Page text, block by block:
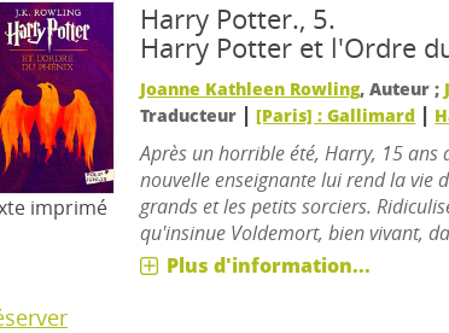
imprimé
Harry Potter., 5.
Harry Potter et l'Ordre
Joanne Kathleen Rowling, Auteur ;
Traducteur |[Paris] : Gallimard |
Après un horrible été, Harry, 15
nouvelle enseignante lui rend la vie
grands et les petits sorciers.
qu'insinue Voldemort, bien vivant,
Plus d'information...